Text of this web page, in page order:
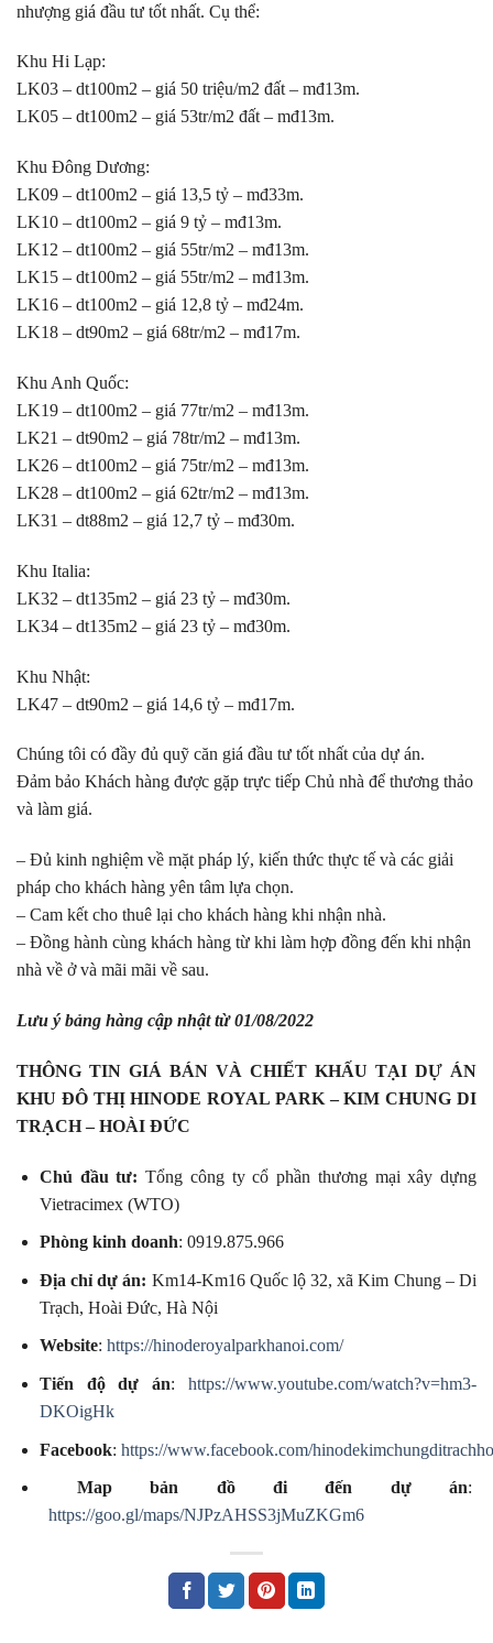
nhượng giá đầu tư tốt nhất. Cụ thể:
Khu Hi Lạp:
LK03 – dt100m2 – giá 50 triệu/m2 đất – mđ13m.
LK05 – dt100m2 – giá 53tr/m2 đất – mđ13m.
Khu Đông Dương:
LK09 – dt100m2 – giá 13,5 tỷ – mđ33m.
LK10 – dt100m2 – giá 9 tỷ – mđ13m.
LK12 – dt100m2 – giá 55tr/m2 – mđ13m.
LK15 – dt100m2 – giá 55tr/m2 – mđ13m.
LK16 – dt100m2 – giá 12,8 tỷ – mđ24m.
LK18 – dt90m2 – giá 68tr/m2 – mđ17m.
Khu Anh Quốc:
LK19 – dt100m2 – giá 77tr/m2 – mđ13m.
LK21 – dt90m2 – giá 78tr/m2 – mđ13m.
LK26 – dt100m2 – giá 75tr/m2 – mđ13m.
LK28 – dt100m2 – giá 62tr/m2 – mđ13m.
LK31 – dt88m2 – giá 12,7 tỷ – mđ30m.
Khu Italia:
LK32 – dt135m2 – giá 23 tỷ – mđ30m.
LK34 – dt135m2 – giá 23 tỷ – mđ30m.
Khu Nhật:
LK47 – dt90m2 – giá 14,6 tỷ – mđ17m.
Chúng tôi có đầy đủ quỹ căn giá đầu tư tốt nhất của dự án.
Đảm bảo Khách hàng được gặp trực tiếp Chủ nhà để thương thảo
và làm giá.
– Đủ kinh nghiệm về mặt pháp lý, kiến thức thực tế và các giải
pháp cho khách hàng yên tâm lựa chọn.
– Cam kết cho thuê lại cho khách hàng khi nhận nhà.
– Đồng hành cùng khách hàng từ khi làm hợp đồng đến khi nhận
nhà về ở và mãi mãi về sau.
Lưu ý bảng hàng cập nhật từ 01/08/2022
THÔNG TIN GIÁ BÁN VÀ CHIẾT KHẤU TẠI DỰ ÁN
KHU ĐÔ THỊ HINODE ROYAL PARK – KIM CHUNG DI
TRẠCH – HOÀI ĐỨC
Chủ đầu tư: Tổng công ty cổ phần thương mại xây dựng
Vietracimex (WTO)
Phòng kinh doanh: 0919.875.966
Địa chỉ dự án: Km14-Km16 Quốc lộ 32, xã Kim Chung – Di
Trạch, Hoài Đức, Hà Nội
Website: https://hinoderoyalparkhanoi.com/
Tiến độ dự án:https://www.youtube.com/watch?v=hm3-
DKOigHk
Facebook: https://www.facebook.com/
Map bản đồ đi đến dự án:
https://goo.gl/maps/NJPzAHSS3jMuZKGm6